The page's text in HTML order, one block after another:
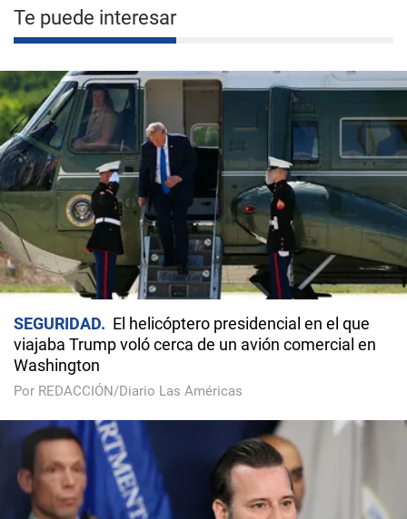
Te puede interesar
SEGURIDAD
El helicóptero presidencial en el que
viajaba Trump voló cerca de un avión comercial en
Washington
Por REDACCIÓN/Diario Las Américas